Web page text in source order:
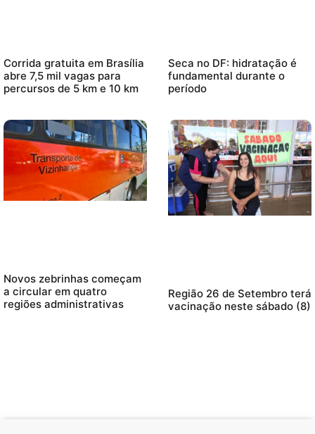
Corrida gratuita em Brasília
abre 7,5 mil vagas para
percursos de 5 km e 10 km
Seca no DF: hidratação é
fundamental durante o
período
Novos zebrinhas começam
a circular em quatro
regiões administrativas
Região 26 de Setembro terá
vacinação neste sábado (8)